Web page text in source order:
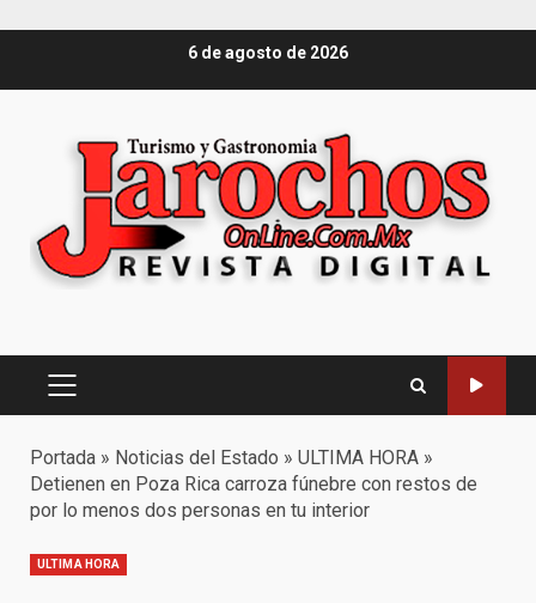
contenido
6 de agosto de 2026
Menú
principal
Portada » Noticias del Estado » ULTIMA HORA »
Detienen en Poza Rica carroza fúnebre con restos de
por lo menos dos personas en tu interior
ULTIMA HORA